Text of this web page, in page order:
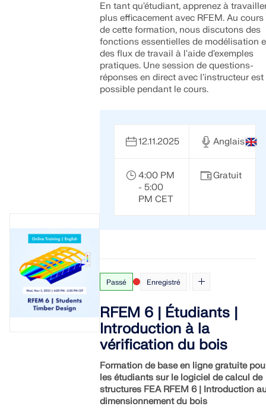
En tant qu'étudiant, apprenez à
plus efficacement avec RFEM. Au cours
de cette formation, nous discutons des
fonctions essentielles de modélisation
des flux de travail à l'aide d'exemples
pratiques. Une session de questions-
réponses en direct avec l'instructeur est
possible pendant le cours.
12.11.2025 Anglais
4:00 PM
- 5:00
PM CET
Gratuit
Passé Enregistré
RFEM 6 | Étudiants |
Introduction à la
vérification du bois
Formation de base en ligne gratuite
les étudiants sur le logiciel de calcul de
structures FEA RFEM 6 | Introduction
dimensionnement du bois